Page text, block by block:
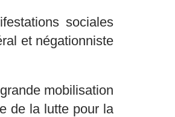
sociales
et négationniste
mobilisation
de la lutte pour la